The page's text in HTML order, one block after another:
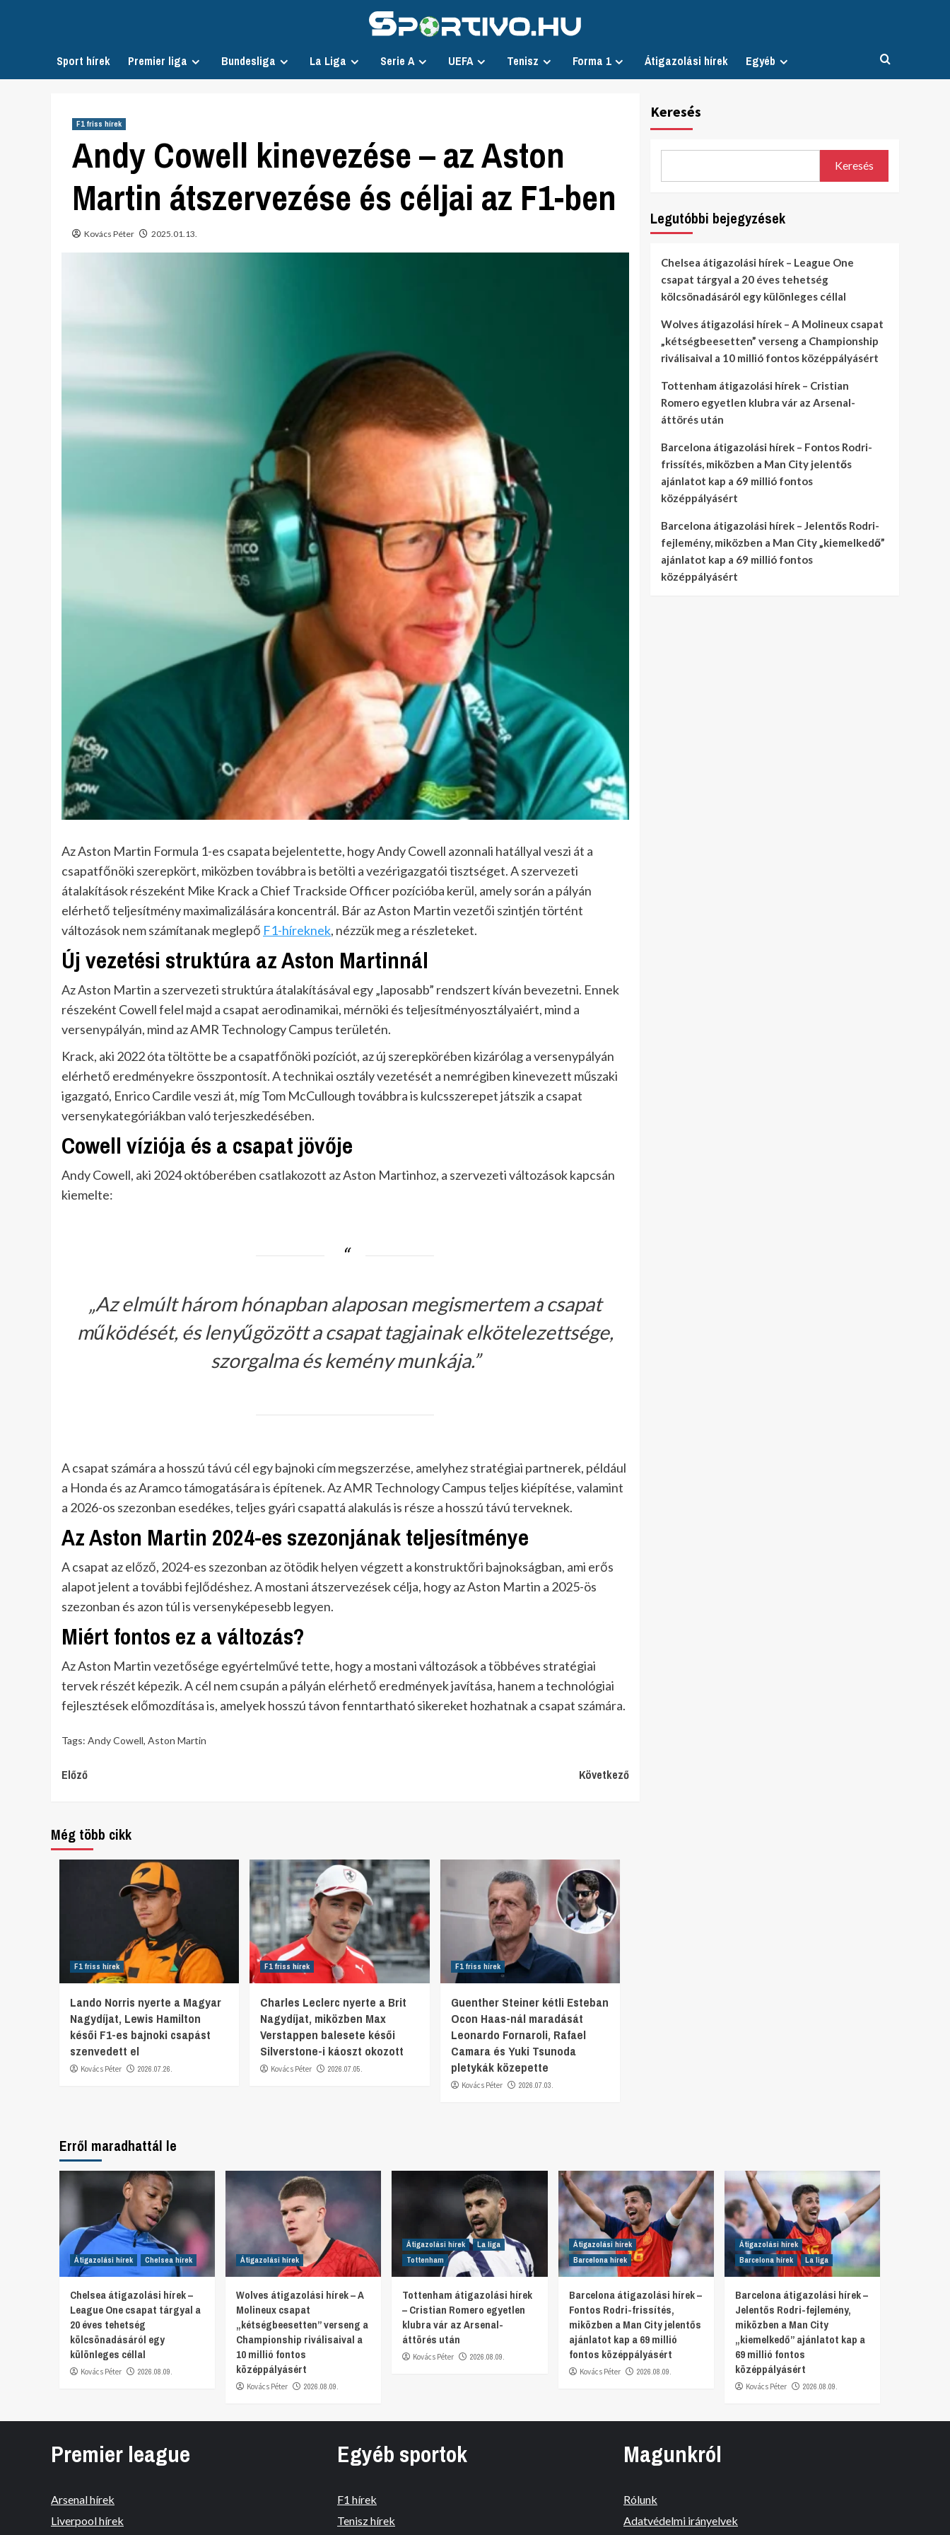
Sport hírek Premier liga Bundesliga La Liga Serie A UEFA Tenisz Forma 1 Átigazolási hírek Egyéb
F1 friss hírek
Andy Cowell kinevezése – az Aston
Martin átszervezése és céljai az F1-ben
Kovács Péter 2025.01.13.
Az Aston Martin Formula 1-es csapata bejelentette, hogy Andy Cowell azonnali hatállyal veszi át a
csapatfőnöki szerepkört, miközben továbbra is betölti a vezérigazgatói tisztséget. A szervezeti
átalakítások részeként Mike Krack a Chief Trackside Officer pozícióba kerül, amely során a pályán
elérhető teljesítmény maximalizálására koncentrál. Bár az Aston Martin vezetői szintjén történt
változások nem számítanak meglepő F1-híreknek, nézzük meg a részleteket.
Új vezetési struktúra az Aston Martinnál
Az Aston Martin a szervezeti struktúra átalakításával egy „laposabb” rendszert kíván bevezetni. Ennek
részeként Cowell felel majd a csapat aerodinamikai, mérnöki és teljesítményosztályaiért, mind a
versenypályán, mind az AMR Technology Campus területén.
Krack, aki 2022 óta töltötte be a csapatfőnöki pozíciót, az új szerepkörében kizárólag a versenypályán
elérhető eredményekre összpontosít. A technikai osztály vezetését a nemrégiben kinevezett műszaki
igazgató, Enrico Cardile veszi át, míg Tom McCullough továbbra is kulcsszerepet játszik a csapat
versenykategóriákban való terjeszkedésében.
Cowell víziója és a csapat jövője
Andy Cowell, aki 2024 októberében csatlakozott az Aston Martinhoz, a szervezeti változások kapcsán
kiemelte:
„Az elmúlt három hónapban alaposan megismertem a csapat
működését, és lenyűgözött a csapat tagjainak elkötelezettsége,
szorgalma és kemény munkája.”
A csapat számára a hosszú távú cél egy bajnoki cím megszerzése, amelyhez stratégiai partnerek, például
a Honda és az Aramco támogatására is építenek. Az AMR Technology Campus teljes kiépítése, valamint
a 2026-os szezonban esedékes, teljes gyári csapattá alakulás is része a hosszú távú terveknek.
Az Aston Martin 2024-es szezonjának teljesítménye
A csapat az előző, 2024-es szezonban az ötödik helyen végzett a konstruktőri bajnokságban, ami erős
alapot jelent a további fejlődéshez. A mostani átszervezések célja, hogy az Aston Martin a 2025-ös
szezonban és azon túl is versenyképesebb legyen.
Miért fontos ez a változás?
Az Aston Martin vezetősége egyértelművé tette, hogy a mostani változások a többéves stratégiai
tervek részét képezik. A cél nem csupán a pályán elérhető eredmények javítása, hanem a technológiai
fejlesztések előmozdítása is, amelyek hosszú távon fenntartható sikereket hozhatnak a csapat számára.
Tags: Andy Cowell, Aston Martin
Continue
Előző Következő
Még több cikk
F1 friss hírek
Lando Norris nyerte a Magyar
Nagydíjat, Lewis Hamilton
késői F1-es bajnoki csapást
szenvedett el
Kovács Péter 2026.07.26.
F1 friss hírek
Charles Leclerc nyerte a Brit
Nagydíjat, miközben Max
Verstappen balesete késői
Silverstone-i káoszt okozott
Kovács Péter 2026.07.05.
F1 friss hírek
Guenther Steiner kétli Esteban
Ocon Haas-nál maradását
Leonardo Fornaroli, Rafael
Camara és Yuki Tsunoda
pletykák közepette
Kovács Péter 2026.07.03.
Keresés
Keresés
Legutóbbi bejegyzések
Chelsea átigazolási hírek – League One
csapat tárgyal a 20 éves tehetség
kölcsönadásáról egy különleges céllal
Wolves átigazolási hírek – A Molineux csapat
„kétségbeesetten” verseng a Championship
riválisaival a 10 millió fontos középpályásért
Tottenham átigazolási hírek – Cristian
Romero egyetlen klubra vár az Arsenal-
áttörés után
Barcelona átigazolási hírek – Fontos Rodri-
frissítés, miközben a Man City jelentős
ajánlatot kap a 69 millió fontos
középpályásért
Barcelona átigazolási hírek – Jelentős Rodri-
fejlemény, miközben a Man City „kiemelkedő”
ajánlatot kap a 69 millió fontos
középpályásért
Erről maradhattál le
Átigazolási hírek Chelsea hírek
Chelsea átigazolási hírek –
League One csapat tárgyal a
20 éves tehetség
kölcsönadásáról egy
különleges céllal
Kovács Péter 2026.08.09.
Átigazolási hírek
Wolves átigazolási hírek – A
Molineux csapat
„kétségbeesetten” verseng a
Championship riválisaival a
10 millió fontos
középpályásért
Kovács Péter 2026.08.09.
Átigazolási hírek
La liga
Tottenham
Tottenham átigazolási hírek
– Cristian Romero egyetlen
klubra vár az Arsenal-
áttörés után
Kovács Péter 2026.08.09.
Átigazolási hírek
Barcelona hírek
Barcelona átigazolási hírek –
Fontos Rodri-frissítés,
miközben a Man City jelentős
ajánlatot kap a 69 millió
fontos középpályásért
Kovács Péter 2026.08.09.
Átigazolási hírek
Barcelona hírek
La liga
Barcelona átigazolási hírek –
Jelentős Rodri-fejlemény,
miközben a Man City
„kiemelkedő” ajánlatot kap a
69 millió fontos
középpályásért
Kovács Péter 2026.08.09.
Premier league
Arsenal hírek
Liverpool hírek
Egyéb sportok
F1 hírek
Tenisz hírek
Magunkról
Rólunk
Adatvédelmi irányelvek